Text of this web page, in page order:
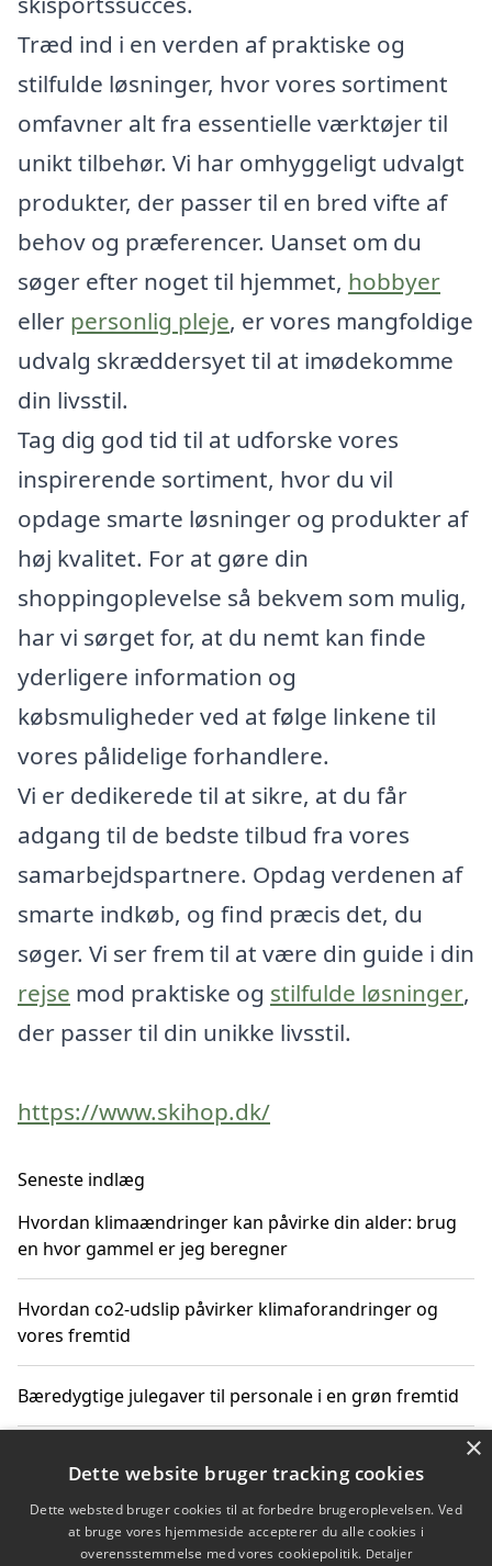
Træd ind i en verden af praktiske og
stilfulde løsninger, hvor vores sortiment
omfavner alt fra essentielle værktøjer til
unikt tilbehør. Vi har omhyggeligt udvalgt
produkter, der passer til en bred vifte af
behov og præferencer. Uanset om du
søger efter noget til hjemmet, hobbyer
eller personlig pleje, er vores mangfoldige
udvalg skræddersyet til at imødekomme
din livsstil.
Tag dig god tid til at udforske vores
inspirerende sortiment, hvor du vil
opdage smarte løsninger og produkter af
høj kvalitet. For at gøre din
shoppingoplevelse så bekvem som mulig,
har vi sørget for, at du nemt kan finde
yderligere information og
købsmuligheder ved at følge linkene til
vores pålidelige forhandlere.
Vi er dedikerede til at sikre, at du får
adgang til de bedste tilbud fra vores
samarbejdspartnere. Opdag verdenen af
smarte indkøb, og find præcis det, du
søger. Vi ser frem til at være din guide i din
rejse mod praktiske og stilfulde løsninger,
der passer til din unikke livsstil.
https://www.skihop.dk/
Seneste indlæg
Hvordan klimaændringer kan påvirke din alder: brug
en hvor gammel er jeg beregner
Hvordan co2-udslip påvirker klimaforandringer og
vores fremtid
Bæredygtige julegaver til personale i en grøn fremtid
adventsgaver til ældre
Sådan skaber du et bæredygtigt hjem med familien i
×
Dette website bruger tracking cookies
Dette websted bruger cookies til at forbedre brugeroplevelsen. Ved
at bruge vores hjemmeside accepterer du alle cookies i
overensstemmelse med vores cookiepolitik. Detaljer